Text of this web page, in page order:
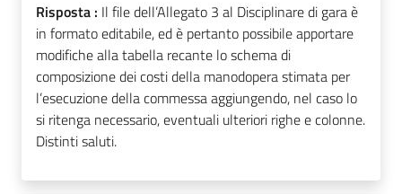
Risposta : Il file dell’Allegato 3 al Disciplinare di gara è
in formato editabile, ed è pertanto possibile apportare
modifiche alla tabella recante lo schema di
composizione dei costi della manodopera stimata per
l’esecuzione della commessa aggiungendo, nel caso lo
si ritenga necessario, eventuali ulteriori righe e colonne.
Distinti saluti.